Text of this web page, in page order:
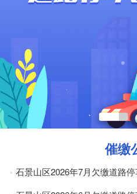
催缴
石景山区2026年7月欠缴道路